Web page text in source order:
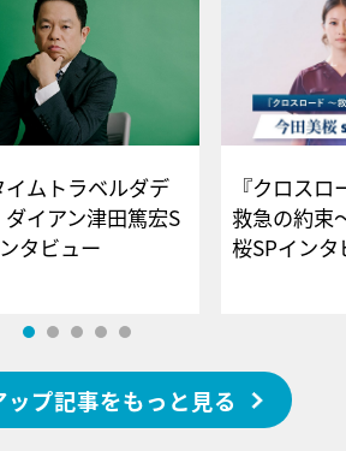
イムトラベルダデ
ダイアン津田篤宏S
ンタビュー
『クロス
救急の約束
桜SPイ
ップ記事をもっと見る